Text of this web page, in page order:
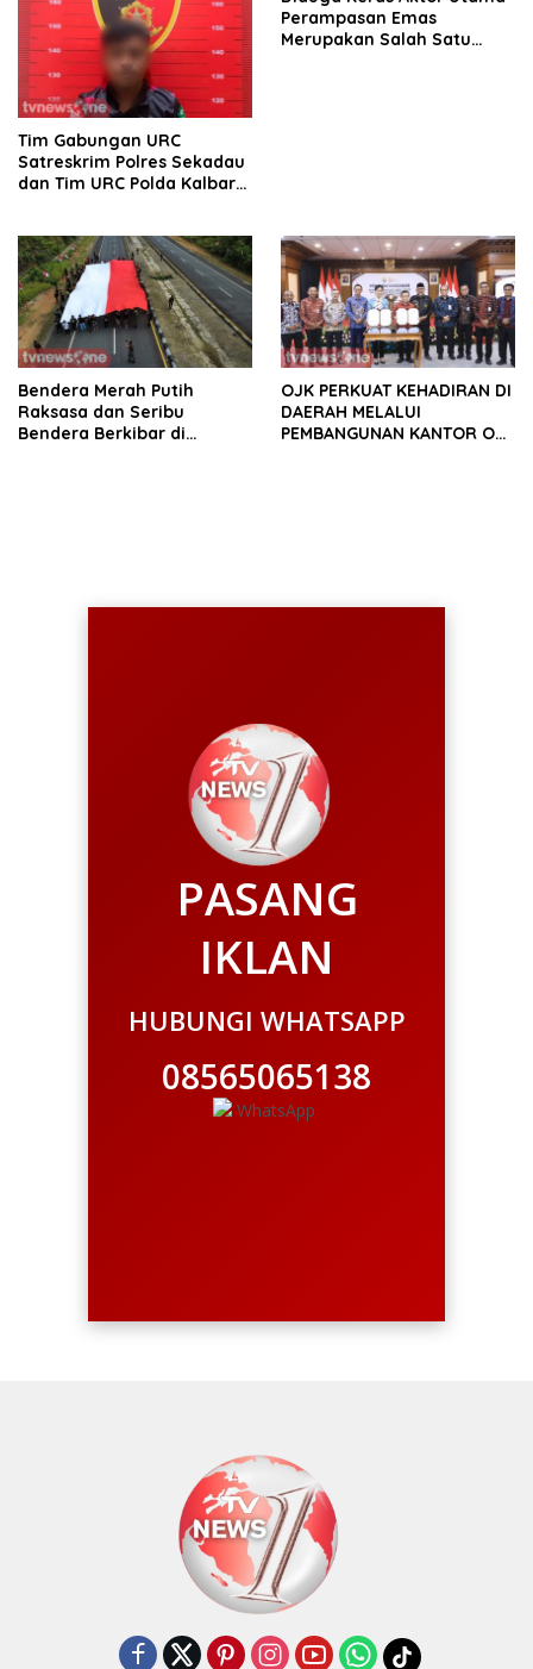
Tim Gabungan URC
Satreskrim Polres Sekadau
dan Tim URC Polda Kalbar
Perampasan Emas
Merupakan Salah Satu
Bendera Merah Putih
Raksasa dan Seribu
Bendera Berkibar di
OJK PERKUAT KEHADIRAN DI
DAERAH MELALUI
PEMBANGUNAN KANTOR OJK
PASANG
IKLAN
HUBUNGI WHATSAPP
08565065138